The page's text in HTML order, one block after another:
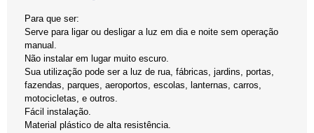
Para que ser:
Serve para ligar ou desligar a luz em dia e noite sem operação
manual.
Não instalar em lugar muito escuro.
Sua utilização pode ser a luz de rua, fábricas, jardins, portas,
fazendas, parques, aeroportos, escolas, lanternas, carros,
motocicletas, e outros.
Fácil instalação.
Material plástico de alta resistência.